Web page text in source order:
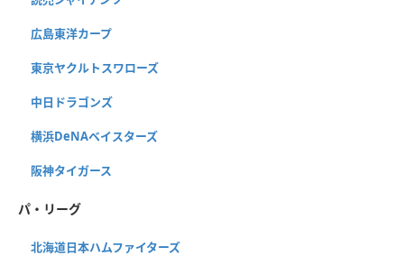
広島東洋カープ
東京ヤクルトスワローズ
中日ドラゴンズ
横浜DeNAベイスターズ
阪神タイガース
パ・リーグ
北海道日本ハムファイターズ